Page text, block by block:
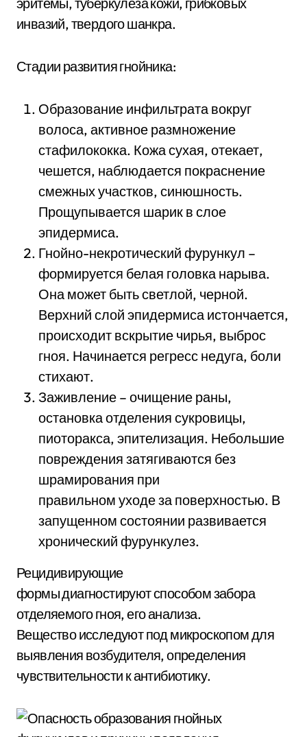
инвазий, твердого шанкра.
Стадии развития гнойника:
Образование инфильтрата вокруг
волоса, активное размножение
стафилококка. Кожа сухая, отекает,
чешется, наблюдается покраснение
смежных участков, синюшность.
Прощупывается шарик в слое
эпидермиса.
Гнойно-некротический фурункул –
формируется белая головка нарыва.
Она может быть светлой, черной.
Верхний слой эпидермиса истончается,
происходит вскрытие чирья, выброс
гноя. Начинается регресс недуга, боли
стихают.
Заживление – очищение раны,
остановка отделения сукровицы,
пиоторакса, эпителизация. Небольшие
повреждения затягиваются без
шрамирования при
правильном уходе за поверхностью. В
запущенном состоянии развивается
хронический фурункулез.
Рецидивирующие
формы диагностируют способом забора
отделяемого гноя, его анализа.
Вещество исследуют под микроскопом для
выявления возбудителя, определения
чувствительности к антибиотику.